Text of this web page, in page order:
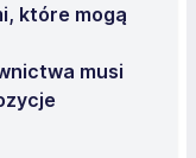
które mogą
musi